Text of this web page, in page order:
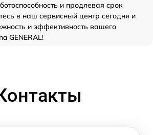
и продлевая срок
в наш сервисный центр сегодня и
и эффективность вашего
GENERAL!